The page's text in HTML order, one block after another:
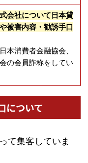
会社について日本貸
被害内容・勧誘手口
本消費者金融協会、
の会員詐称をしてい
について
て集客していま